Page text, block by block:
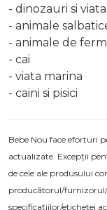
- dinozauri si
- animale
- animale de
- cai
- viata marina
- caini si pisici
Bebe Nou face eforturi
actualizate. Excepții
de cele ale produsului
producătorul/furnizorul/
specificațiilor/etichetei